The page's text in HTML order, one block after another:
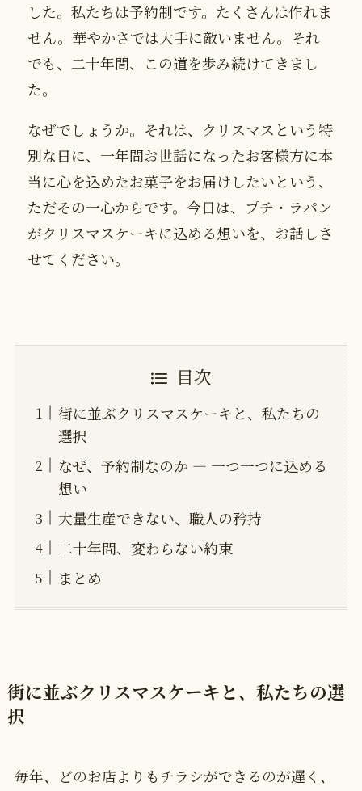
した。私たちは予約制です。たくさんは作れま
せん。華やかさでは大手に敵いません。それ
でも、二十年間、この道を歩み続けてきまし
た。
なぜでしょうか。それは、クリスマスという特
別な日に、一年間お世話になったお客様方に本
当に心を込めたお菓子をお届けしたいという、
ただその一心からです。今日は、プチ・ラパン
がクリスマスケーキに込める想いを、お話しさ
せてください。
目次
街に並ぶクリスマスケーキと、私たちの
選択
なぜ、予約制なのか ― 一つ一つに込める
想い
大量生産できない、職人の矜持
二十年間、変わらない約束
まとめ
街に並ぶクリスマスケーキと、私たちの選
択
毎年、どのお店よりもチラシができるのが遅く、